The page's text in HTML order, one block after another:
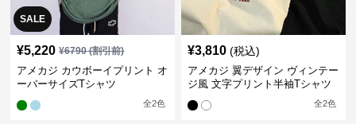
SALE
¥5,220 ¥6790(割引前)
アメカジ カウボーイプリント オ
ーバーサイズTシャツ
全2色
¥3,810 (税込)
アメカジ 翼デザイン ヴィンテー
ジ風 文字プリント半袖Tシャツ
全2色